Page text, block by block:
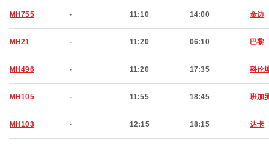
MH755 - 11:10 14:00 金边
MH21 - 11:20 06:10 巴黎
MH496 - 11:20 17:35 科伦
MH105 - 11:55 18:45 班加
MH103 - 12:15 18:15 达卡